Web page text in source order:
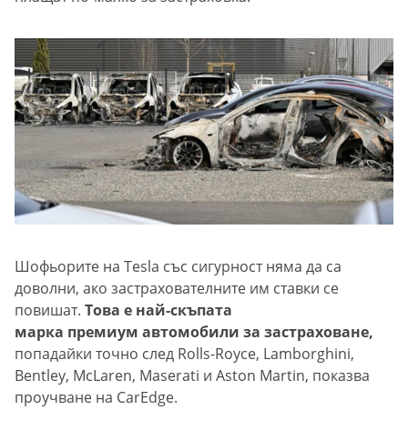
Шофьорите на Tesla със сигурност няма да са
доволни, ако застрахователните им ставки се
повишат. Това е най-скъпата
марка премиум автомобили за застраховане,
попадайки точно след Rolls-Royce, Lamborghini,
Bentley, McLaren, Maserati и Aston Martin, показва
проучване на CarEdge.